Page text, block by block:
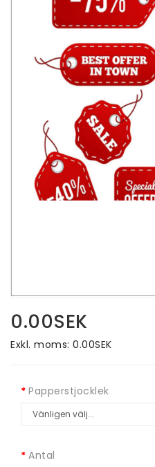
0.00SEK
Exkl. moms: 0.00SEK
Papperstjocklek
Antal